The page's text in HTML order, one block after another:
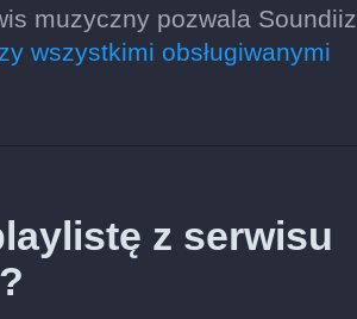
muzyczny pozwala Soundiiz
wszystkimi obsługiwanymi
z serwisu